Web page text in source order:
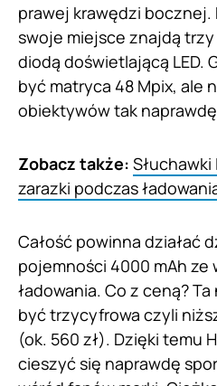
prawej krawędzi
swoje miejsce znajdą
diodą doświetlającą LED.
być matryca 48 Mpix, ale
obiektywów tak
Zobacz także: Słuchawki
zarazki podczas
Całość powinna działać
pojemności 4000 mAh ze
ładowania. Co z ceną?
być trzycyfrowa czyli
(ok. 560 zł). Dzięki temu
cieszyć się naprawdę